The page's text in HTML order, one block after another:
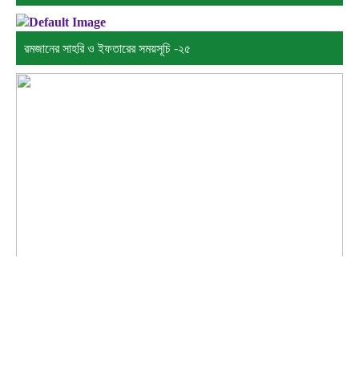
রমজানের সাহরি ও ইফতারের সময়সূচি -২৫